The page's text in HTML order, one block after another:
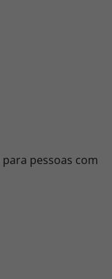
pessoas com